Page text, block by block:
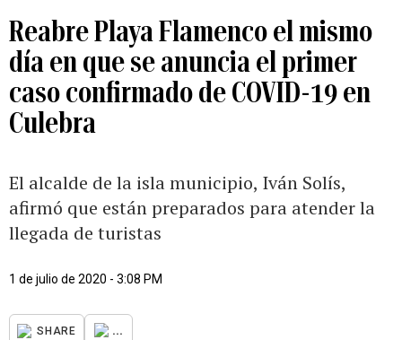
Reabre Playa Flamenco el mismo
día en que se anuncia el primer
caso confirmado de COVID-19 en
Culebra
El alcalde de la isla municipio, Iván Solís,
afirmó que están preparados para atender la
llegada de turistas
1 de julio de 2020 - 3:08 PM
SHARE ...